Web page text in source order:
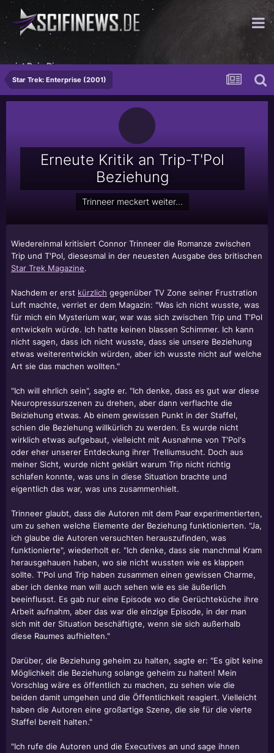
ist Dein Diener.
Star Trek: Enterprise (2001)
Erneute Kritik an Trip-T'Pol
Beziehung
Trinneer meckert weiter...
Wiedereinmal kritisiert Connor Trinneer die Romanze zwischen
Trip und T'Pol, diesesmal in der neuesten Ausgabe des britischen
Star Trek Magazine.
Nachdem er erst kürzlich gegenüber TV Zone seiner Frustration
Luft machte, verriet er dem Magazin: "Was ich nicht wusste, was
für mich ein Mysterium war, war was sich zwischen Trip und T'Pol
entwickeln würde. Ich hatte keinen blassen Schimmer. Ich kann
nicht sagen, dass ich nicht wusste, dass sie unsere Beziehung
etwas weiterentwickln würden, aber ich wusste nicht auf welche
Art sie das machen wollten."
"Ich will ehrlich sein", sagte er. "Ich denke, dass es gut war diese
Neuropressurszenen zu drehen, aber dann verflachte die
Beiziehung etwas. Ab einem gewissen Punkt in der Staffel,
schien die Beziehung willkürlich zu werden. Es wurde nicht
wirklich etwas aufgebaut, vielleicht mit Ausnahme von T'Pol's
oder eher unserer Entdeckung ihrer Trelliumsucht. Doch aus
meiner Sicht, wurde nicht geklärt warum Trip nicht richtig
schlafen konnte, was uns in diese Situation brachte und
eigentlich das war, was uns zusammenhielt.
Trinneer glaubt, dass die Autoren mit dem Paar experimentierten,
um zu sehen welche Elemente der Beziehung funktionierten. "Ja,
ich glaube die Autoren versuchten herauszufinden, was
funktionierte", wiederholt er. "Ich denke, dass sie manchmal Kram
herausgehauen haben, wo sie nicht wussten wie es klappen
sollte. T'Pol und Trip haben zusammen einen gewissen Charme,
aber ich denke man will auch sehen wie es sie äußerlich
beeinflusst. Es gab nur eine Episode wo die Gerüchteküche ihre
Arbeit aufnahm, aber das war die einzige Episode, in der man
sich mit der Situation beschäftigte, wenn sie sich außerhalb
diese Raumes aufhielten."
Darüber, die Beziehung geheim zu halten, sagte er: "Es gibt keine
Möglichkeit die Beziehung solange geheim zu halten! Mein
Vorschlag wäre es öffentlich zu machen, zu sehen wie die
beiden damit umgehen und die Öffentlichkeit reagiert. Vielleicht
haben die Autoren eine großartige Szene, die sie für die vierte
Staffel bereit halten."
"Ich rufe die Autoren und die Executives an und sage ihnen